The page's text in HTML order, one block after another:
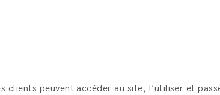
peuvent accéder au site, l’utiliser et